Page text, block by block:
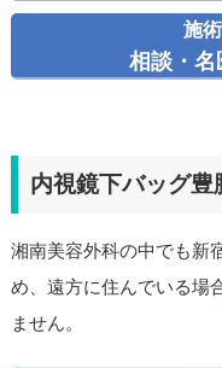
施
相談・名
内視鏡下バッグ豊
湘南美容外科の中でも新
め、遠方に住んでいる場
ません。